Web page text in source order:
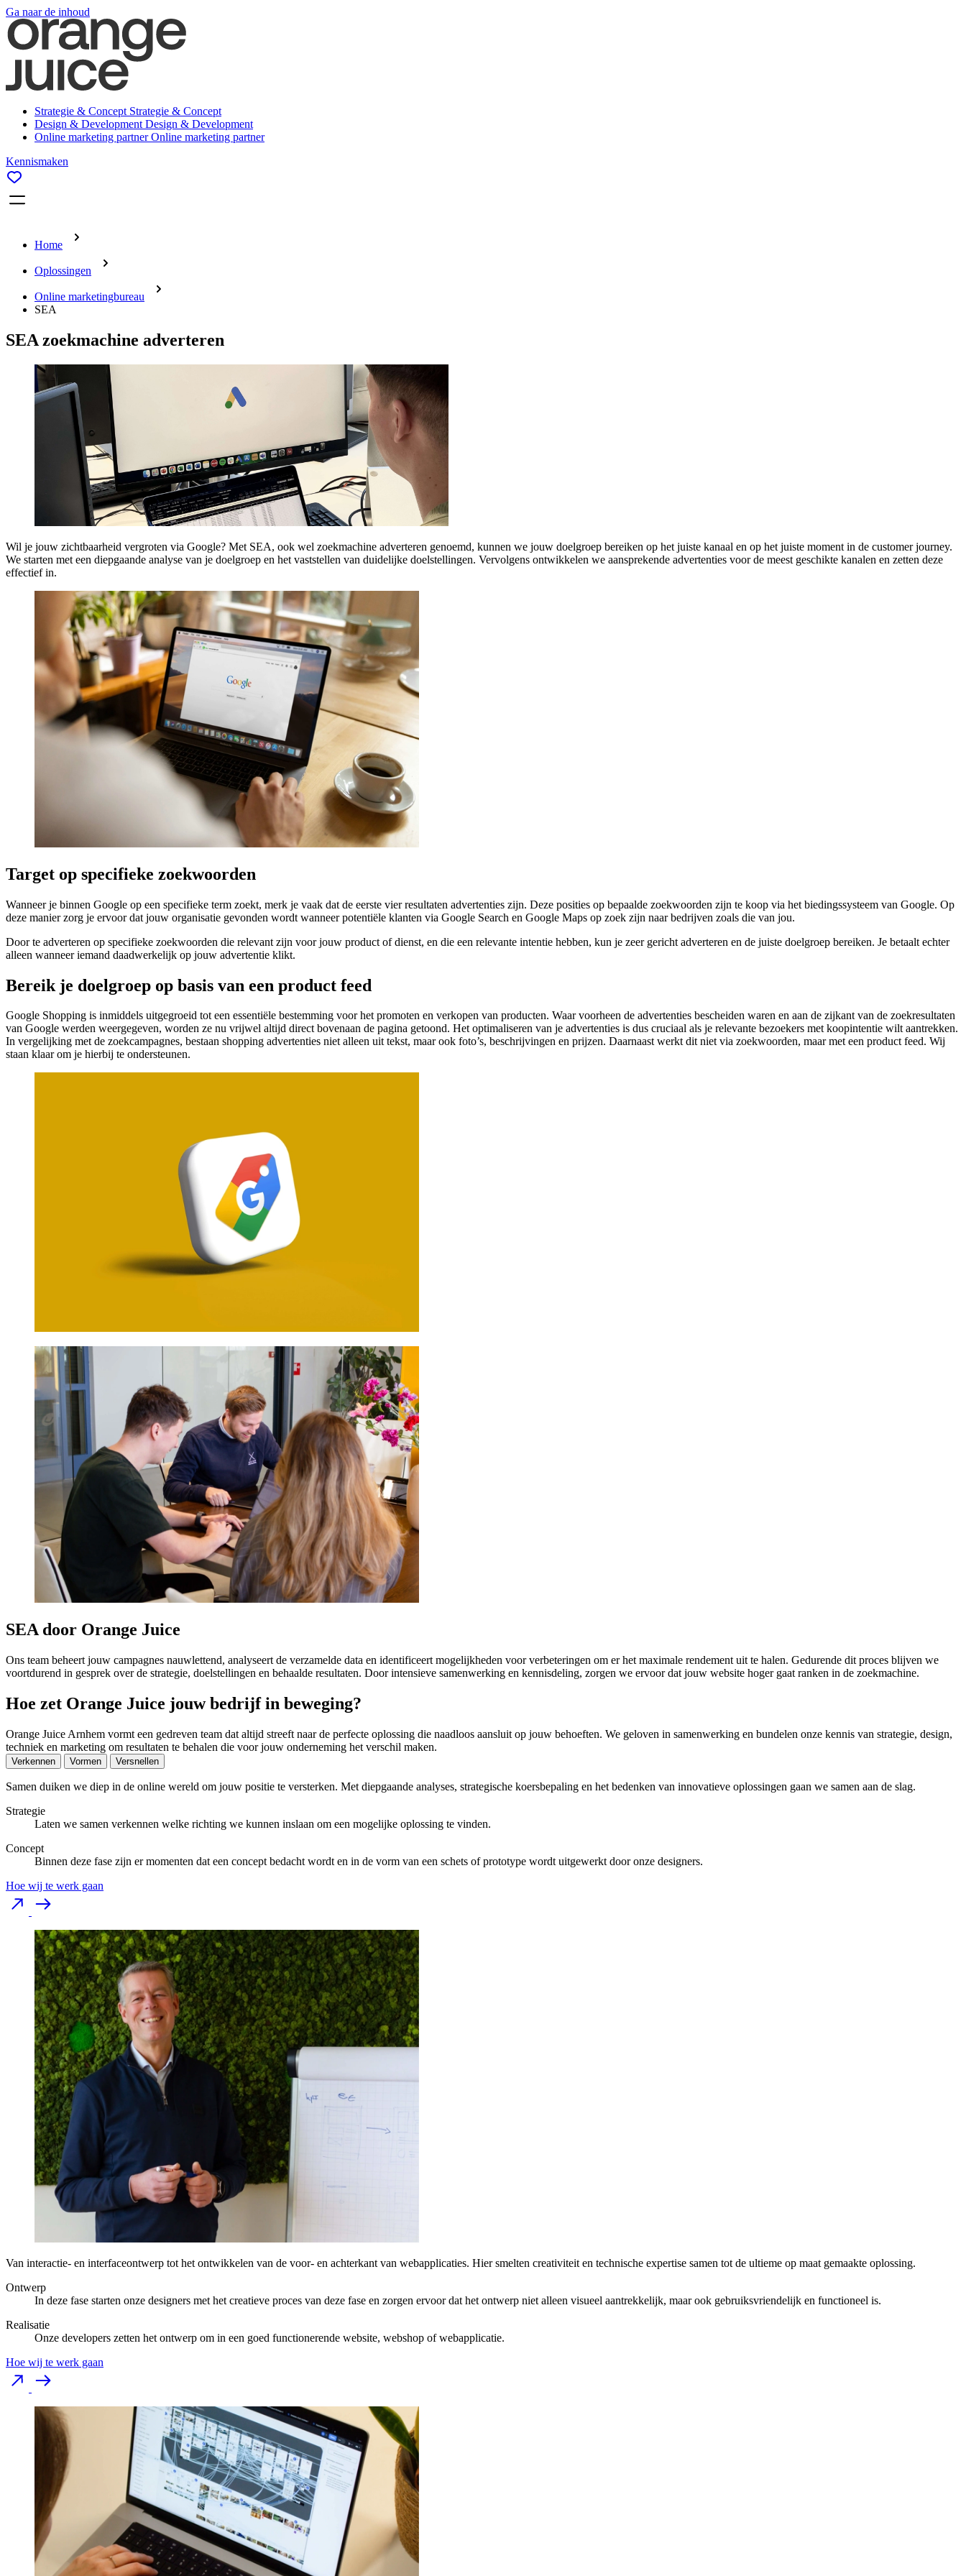
Ga naar de inhoud
Strategie & Concept Strategie & Concept
Design & Development Design & Development
Online marketing partnerOnline marketing partner
Kennismaken
Home
Oplossingen
Online marketingbureau
SEA
SEA zoekmachine adverteren
Wil je jouw zichtbaarheid vergroten via Google? Met SEA, ook wel zoekmachine adverteren genoemd, kunnen we jouw doelgroep bereiken op het juiste kanaal en op het juiste moment in de customer journey.
We starten met een diepgaande analyse van je doelgroep en het vaststellen van duidelijke doelstellingen. Vervolgens ontwikkelen we aansprekende advertenties voor de meest geschikte kanalen en zetten deze
effectief in.
Target op specifieke zoekwoorden
Wanneer je binnen Google op een specifieke term zoekt, merk je vaak dat de eerste vier resultaten advertenties zijn. Deze posities op bepaalde zoekwoorden zijn te koop via het biedingssysteem van Google. Op
deze manier zorg je ervoor dat jouw organisatie gevonden wordt wanneer potentiële klanten via Google Search en Google Maps op zoek zijn naar bedrijven zoals die van jou.
Door te adverteren op specifieke zoekwoorden die relevant zijn voor jouw product of dienst, en die een relevante intentie hebben, kun je zeer gericht adverteren en de juiste doelgroep bereiken. Je betaalt echter
alleen wanneer iemand daadwerkelijk op jouw advertentie klikt.
Bereik je doelgroep op basis van een product feed
Google Shopping is inmiddels uitgegroeid tot een essentiële bestemming voor het promoten en verkopen van producten. Waar voorheen de advertenties bescheiden waren en aan de zijkant van de zoekresultaten
van Google werden weergegeven, worden ze nu vrijwel altijd direct bovenaan de pagina getoond. Het optimaliseren van je advertenties is dus cruciaal als je relevante bezoekers met koopintentie wilt aantrekken.
In vergelijking met de zoekcampagnes, bestaan shopping advertenties niet alleen uit tekst, maar ook foto’s, beschrijvingen en prijzen. Daarnaast werkt dit niet via zoekwoorden, maar met een product feed. Wij
staan klaar om je hierbij te ondersteunen.
SEA door Orange Juice
Ons team beheert jouw campagnes nauwlettend, analyseert de verzamelde data en identificeert mogelijkheden voor verbeteringen om er het maximale rendement uit te halen. Gedurende dit proces blijven we
voortdurend in gesprek over de strategie, doelstellingen en behaalde resultaten. Door intensieve samenwerking en kennisdeling, zorgen we ervoor dat jouw website hoger gaat ranken in de zoekmachine.
Hoe zet Orange Juice jouw bedrijf in beweging?
Orange Juice Arnhem vormt een gedreven team dat altijd streeft naar de perfecte oplossing die naadloos aansluit op jouw behoeften. We geloven in samenwerking en bundelen onze kennis van strategie, design,
techniek en marketing om resultaten te behalen die voor jouw onderneming het verschil maken.
Verkennen Vormen Versnellen
Samen duiken we diep in de online wereld om jouw positie te versterken. Met diepgaande analyses, strategische koersbepaling en het bedenken van innovatieve oplossingen gaan we samen aan de slag.
Strategie
Laten we samen verkennen welke richting we kunnen inslaan om een mogelijke oplossing te vinden.
Concept
Binnen deze fase zijn er momenten dat een concept bedacht wordt en in de vorm van een schets of prototype wordt uitgewerkt door onze designers.
Hoe wij te werk gaan
Van interactie- en interfaceontwerp tot het ontwikkelen van de voor- en achterkant van webapplicaties. Hier smelten creativiteit en technische expertise samen tot de ultieme op maat gemaakte oplossing.
Ontwerp
In deze fase starten onze designers met het creatieve proces van deze fase en zorgen ervoor dat het ontwerp niet alleen visueel aantrekkelijk, maar ook gebruiksvriendelijk en functioneel is.
Realisatie
Onze developers zetten het ontwerp om in een goed functionerende website, webshop of webapplicatie.
Hoe wij te werk gaan